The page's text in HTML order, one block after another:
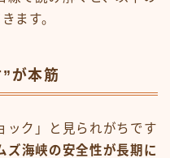
ます。
が本筋
ック」と見られがちです
ズ海峡の安全性が長期に